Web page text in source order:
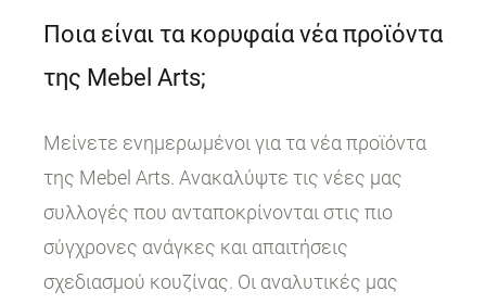
Ποια είναι τα κορυφαία νέα προϊόντα
της Mebel Arts;
Μείνετε ενημερωμένοι για τα νέα προϊόντα
της Mebel Arts. Ανακαλύψτε τις νέες μας
συλλογές που ανταποκρίνονται στις πιο
σύγχρονες ανάγκες και απαιτήσεις
σχεδιασμού κουζίνας. Οι αναλυτικές μας